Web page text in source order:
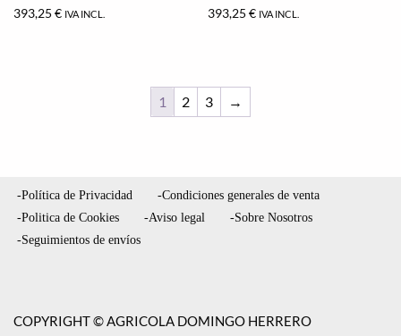
393,25 € IVA INCL. 393,25€ IVA INCL.
1 2 3 →
-Política de Privacidad
-Condiciones generales de venta
-Politica de Cookies
-Aviso legal
-Sobre Nosotros
-Seguimientos de envíos
COPYRIGHT © AGRICOLA DOMINGO HERRERO